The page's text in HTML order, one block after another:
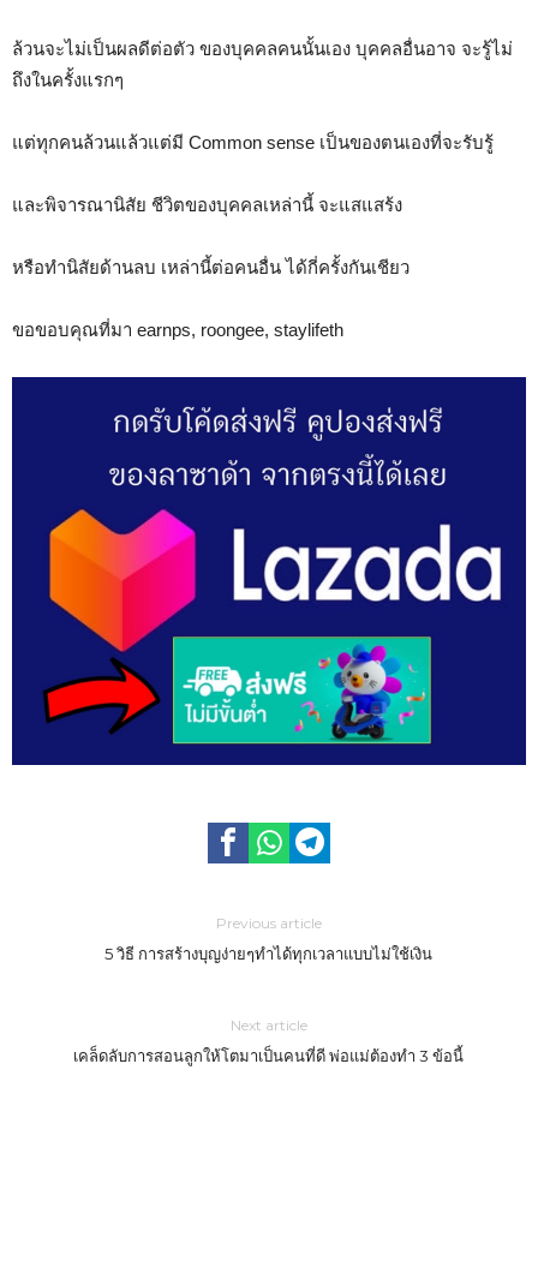
ล้วนจะไม่เป็นผลดีต่อตัว ของบุคคลคนนั้นเอง บุคคลอื่นอาจ จะรู้ไม่
ถึงในครั้งแรกๆ
แต่ทุกคนล้วนแล้วแต่มี Common sense เป็นของตนเองที่จะรับรู้
และพิจารณานิสัย ชีวิตของบุคคลเหล่านี้ จะแสแสร้ง
หรือทำนิสัยด้านลบ เหล่านี้ต่อคนอื่น ได้กี่ครั้งกันเชียว
ขอขอบคุณที่มา earnps, roongee, staylifeth
Previous article
5 วิธี การสร้างบุญง่ายๆทำได้ทุกเวลาแบบไม่ใช้เงิน
Next article
เคล็ดลับการสอนลูกให้โตมาเป็นคนที่ดี พ่อแม่ต้องทำ 3 ข้อนี้